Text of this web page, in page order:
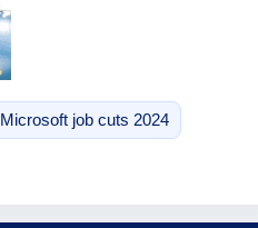
Microsoft job cuts 2024